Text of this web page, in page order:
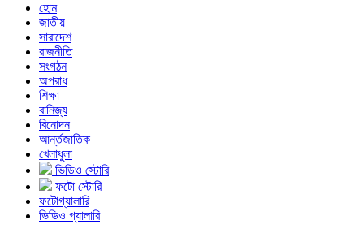
হোম
জাতীয়
সারাদেশ
রাজনীতি
সংগঠন
অপরাধ
শিক্ষা
বানিজ্য
বিনোদন
আর্ন্তজাতিক
খেলাধুলা
ভিডিও স্টোরি
ফটো স্টোরি
ফটোগ্যালারি
ভিডিও গ্যালারি